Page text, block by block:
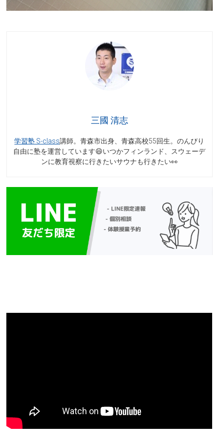
三國 清志
学習塾 S-class講師。青森市出身、青森高校55回生。のんびり
自由に塾を運営しています😄いつかフィンランド、スウェーデ
ンに教育視察に行きたいサウナも行きたい👀